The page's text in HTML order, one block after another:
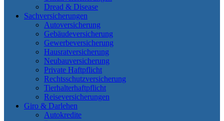
Dread & Disease
Sachversicherungen
Autoversicherung
Gebäudeversicherung
Gewerbeversicherung
Hausratversicherung
Neubauversicherung
Private Haftpflicht
Rechtsschutzversicherung
Tierhalterhaftpflicht
Reiseversicherungen
Giro & Darlehen
Autokredite